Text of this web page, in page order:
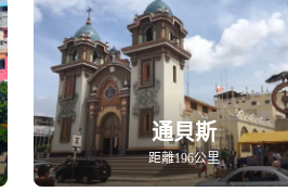
通貝斯
距離196公里